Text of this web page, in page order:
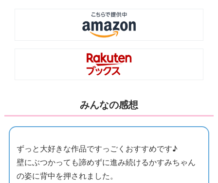
みんなの感想
ずっと大好きな作品ですっごくおすすめです♪
壁にぶつかっても諦めずに進み続けるかすみちゃん
の姿に背中を押されました。